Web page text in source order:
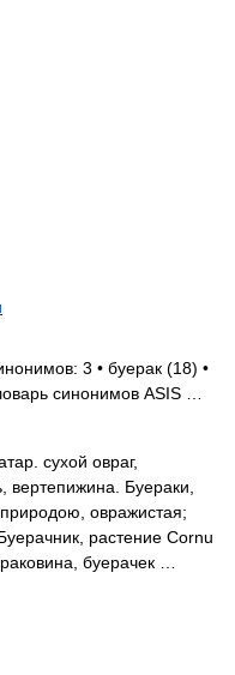
3 • буерак (18) •
синонимов ASIS …
сухой овраг,
вертепижина. Буераки,
овражистая;
растение Cornu
буерачек …